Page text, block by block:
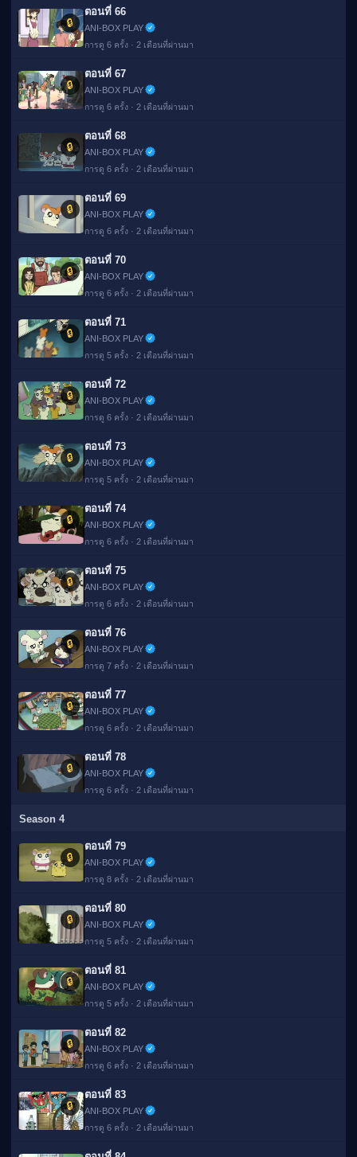
🔒
ตอนที่ 66
ANI-BOX PLAY
การดู 6 ครั้ง · 2 เดือนที่ผ่านมา
🔒
ตอนที่ 67
ANI-BOX PLAY
การดู 6 ครั้ง · 2 เดือนที่ผ่านมา
🔒
ตอนที่ 68
ANI-BOX PLAY
การดู 6 ครั้ง · 2 เดือนที่ผ่านมา
🔒
ตอนที่ 69
ANI-BOX PLAY
การดู 6 ครั้ง · 2 เดือนที่ผ่านมา
🔒
ตอนที่ 70
ANI-BOX PLAY
การดู 6 ครั้ง · 2 เดือนที่ผ่านมา
🔒
ตอนที่ 71
ANI-BOX PLAY
การดู 5 ครั้ง · 2 เดือนที่ผ่านมา
🔒
ตอนที่ 72
ANI-BOX PLAY
การดู 6 ครั้ง · 2 เดือนที่ผ่านมา
🔒
ตอนที่ 73
ANI-BOX PLAY
การดู 5 ครั้ง · 2 เดือนที่ผ่านมา
🔒
ตอนที่ 74
ANI-BOX PLAY
การดู 6 ครั้ง · 2 เดือนที่ผ่านมา
🔒
ตอนที่ 75
ANI-BOX PLAY
การดู 6 ครั้ง · 2 เดือนที่ผ่านมา
🔒
ตอนที่ 76
ANI-BOX PLAY
การดู 7 ครั้ง · 2 เดือนที่ผ่านมา
🔒
ตอนที่ 77
ANI-BOX PLAY
การดู 6 ครั้ง · 2 เดือนที่ผ่านมา
🔒
ตอนที่ 78
ANI-BOX PLAY
การดู 6 ครั้ง · 2 เดือนที่ผ่านมา
Season 4
🔒
ตอนที่ 79
ANI-BOX PLAY
การดู 8 ครั้ง · 2 เดือนที่ผ่านมา
🔒
ตอนที่ 80
ANI-BOX PLAY
การดู 5 ครั้ง · 2 เดือนที่ผ่านมา
🔒
ตอนที่ 81
ANI-BOX PLAY
การดู 5 ครั้ง · 2 เดือนที่ผ่านมา
🔒
ตอนที่ 82
ANI-BOX PLAY
การดู 6 ครั้ง · 2 เดือนที่ผ่านมา
🔒
ตอนที่ 83
ANI-BOX PLAY
การดู 6 ครั้ง · 2 เดือนที่ผ่านมา